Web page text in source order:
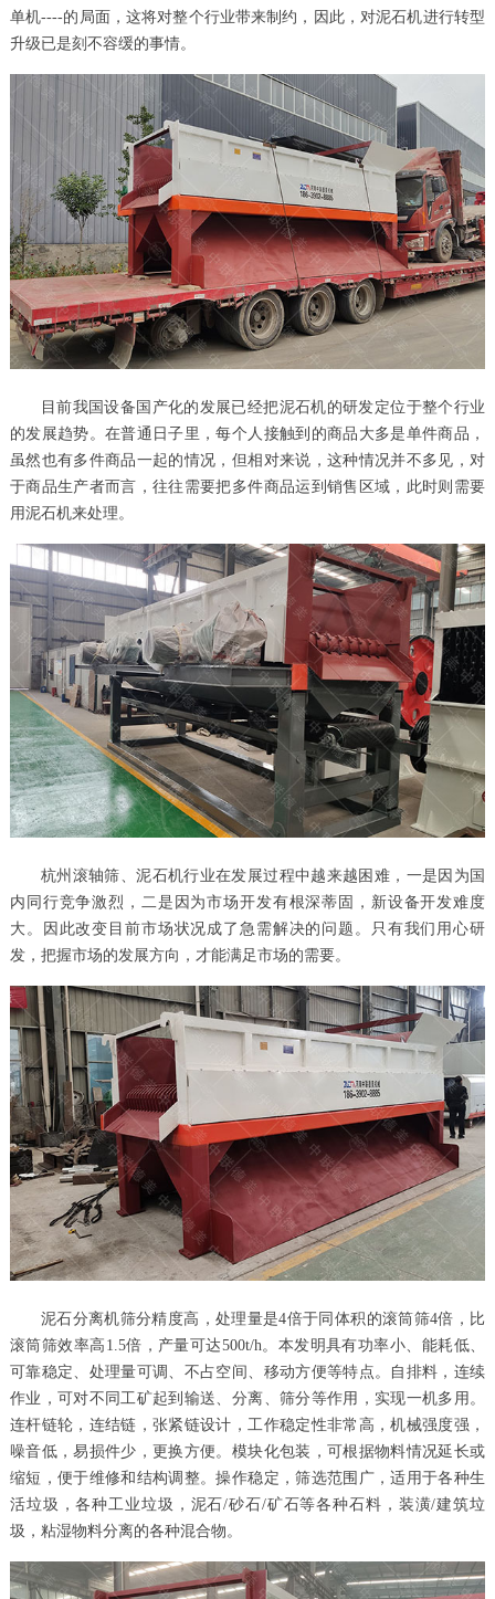
单机----的局面，这将对整个行业带来制约，因此，对泥石机进行转型
升级已是刻不容缓的事情。
目前我国设备国产化的发展已经把泥石机的研发定位于整个行业
的发展趋势。在普通日子里，每个人接触到的商品大多是单件商品，
虽然也有多件商品一起的情况，但相对来说，这种情况并不多见，对
于商品生产者而言，往往需要把多件商品运到销售区域，此时则需要
用泥石机来处理。
杭州滚轴筛、泥石机行业在发展过程中越来越困难，一是因为国
内同行竞争激烈，二是因为市场开发有根深蒂固，新设备开发难度
大。因此改变目前市场状况成了急需解决的问题。只有我们用心研
发，把握市场的发展方向，才能满足市场的需要。
泥石分离机筛分精度高，处理量是4倍于同体积的滚筒筛4倍 ，比
滚筒筛效率高1.5倍，产量可达500t/h。本发明具有功率小、能耗低、
可靠稳定、处理量可调、不占空间、移动方便等特点。自排料，连续
作业，可对不同工矿起到输送、分离、筛分等作用，实现一机多用。
连杆链轮，连结链，张紧链设计，工作稳定性非常高，机械强度强，
噪音低，易损件少，更换方便。模块化包装，可根据物料情况延长或
缩短，便于维修和结构调整。操作稳定，筛选范围广，适用于各种生
活垃圾，各种工业垃圾，泥石/砂石/矿石等各种石料，装潢/建筑垃
圾，粘湿物料分离的各种混合物。